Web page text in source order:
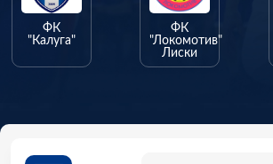
ФК
"Калуга"
ФК
"Локомотив"
Лиски